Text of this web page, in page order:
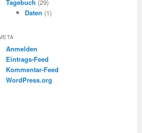
Tagebuch (29)
Daten (1)
Anmelden
Eintrags-Feed
Kommentar-Feed
WordPress.org